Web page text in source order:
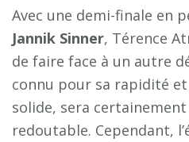
Avec une demi-finale en
Jannik Sinner, Térence
de faire face à un autre
connu pour sa rapidité
solide, sera
redoutable. Cependant,